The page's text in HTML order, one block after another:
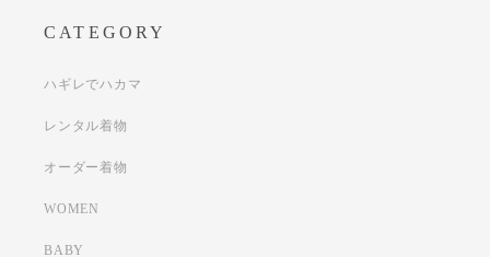
CATEGORY
ハギレでハカマ
レンタル着物
オーダー着物
WOMEN
BABY